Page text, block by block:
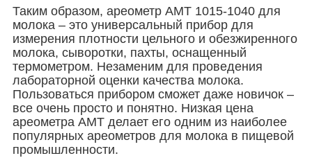
Таким образом, ареометр АМТ 1015-1040 для
молока – это универсальный прибор для
измерения плотности цельного и обезжиренного
молока, сыворотки, пахты, оснащенный
термометром. Незаменим для проведения
лабораторной оценки качества молока.
Пользоваться прибором сможет даже новичок –
все очень просто и понятно. Низкая цена
ареометра АМТ делает его одним из наиболее
популярных ареометров для молока в пищевой
промышленности.